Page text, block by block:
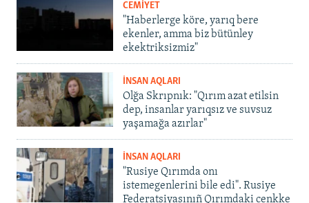
CEMİYET
"Haberlerge köre, yarıq bere
ekenler, amma biz bütünley
ekektriksizmiz"
İNSAN AQLARI
Olğa Skrıpnık: "Qırım azat etilsin
dep, insanlar yarıqsız ve suvsuz
yaşamağa azırlar"
İNSAN AQLARI
"Rusiye Qırımda onı
istemegenlerini bile edi". Rusiye
Federatsiyasınıñ Qırımdaki cenkke